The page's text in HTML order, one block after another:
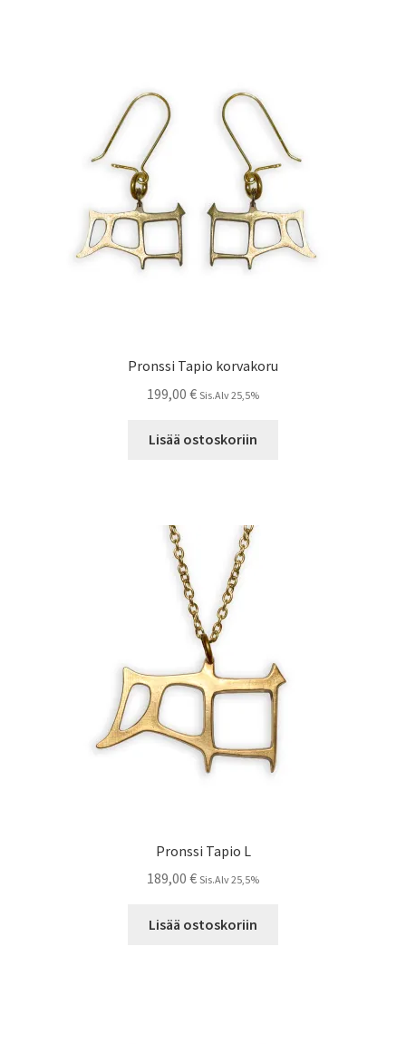
Pronssi Tapio korvakoru
199,00 € Sis.Alv 25,5%
Lisää ostoskoriin
Pronssi Tapio L
189,00 € Sis.Alv 25,5%
Lisää ostoskoriin